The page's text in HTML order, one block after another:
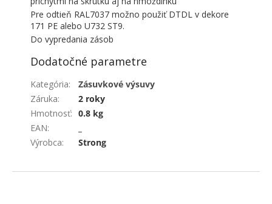
Pre odtieň RAL7037 možno použiť DTDL v dekore
171 PE alebo U732 ST9.
Do vypredania zásob
Dodatočné parametre
Kategória:
Zásuvkové výsuvy
Záruka:
2 roky
Hmotnosť: 0.8 kg
EAN:
Výrobca: Strong
ZÁPÄTIE